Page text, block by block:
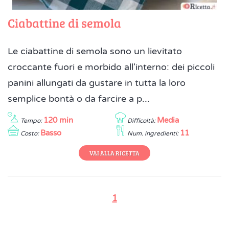
Ciabattine di semola
Le ciabattine di semola sono un lievitato
croccante fuori e morbido all'interno: dei piccoli
panini allungati da gustare in tutta la loro
semplice bontà o da farcire a p...
Tempo: 120 min Difficoltà: Media
Costo: Basso Num. ingredienti: 11
VAI ALLA RICETTA
1